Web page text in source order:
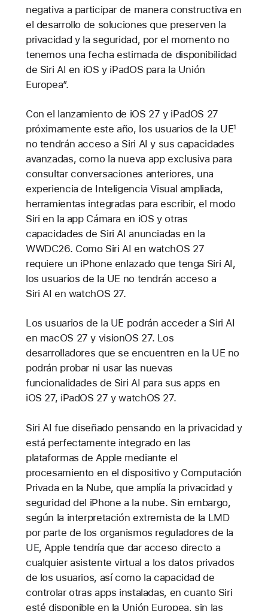
negativa a participar de manera constructiva en
el desarrollo de soluciones que preserven la
privacidad y la seguridad, por el momento no
tenemos una fecha estimada de disponibilidad
de Siri AI en iOS y iPadOS para la Unión
Europea”.
Con el lanzamiento de iOS 27 y iPadOS 27
próximamente este año, los usuarios de la UE1
no tendrán acceso a Siri AI y sus capacidades
avanzadas, como la nueva app exclusiva para
consultar conversaciones anteriores, una
experiencia de Inteligencia Visual ampliada,
herramientas integradas para escribir, el modo
Siri en la app Cámara en iOS y otras
capacidades de Siri AI anunciadas en la
WWDC26. Como Siri AI en watchOS 27
requiere un iPhone enlazado que tenga Siri AI,
los usuarios de la UE no tendrán acceso a
Siri AI en watchOS 27.
Los usuarios de la UE podrán acceder a Siri AI
en macOS 27 y visionOS 27. Los
desarrolladores que se encuentren en la UE no
podrán probar ni usar las nuevas
funcionalidades de Siri AI para sus apps en
iOS 27, iPadOS 27 y watchOS 27.
Siri AI fue diseñado pensando en la privacidad y
está perfectamente integrado en las
plataformas de Apple mediante el
procesamiento en el dispositivo y Computación
Privada en la Nube, que amplía la privacidad y
seguridad del iPhone a la nube. Sin embargo,
según la interpretación extremista de la LMD
por parte de los organismos reguladores de la
UE, Apple tendría que dar acceso directo a
cualquier asistente virtual a los datos privados
de los usuarios, así como la capacidad de
controlar otras apps instaladas, en cuanto Siri
esté disponible en la Unión Europea, sin las